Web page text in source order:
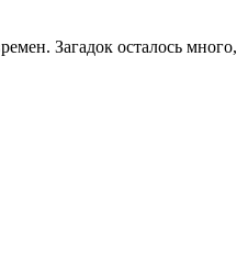
Загадок осталось много,